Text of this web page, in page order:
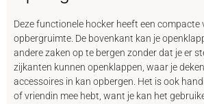
Deze functionele hocker heeft een compacte
opbergruimte. De bovenkant kan je
andere zaken op te bergen zonder dat je er
zijkanten kunnen openklappen, waar je
accessoires in kan opbergen. Het is ook
of vriendin mee hebt, want je kan het